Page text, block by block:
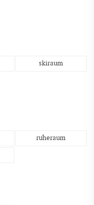
skiraum
ruheraum